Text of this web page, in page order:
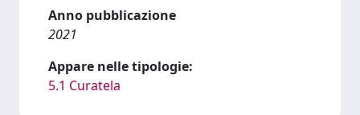
Anno pubblicazione
2021
Appare nelle tipologie:
5.1 Curatela